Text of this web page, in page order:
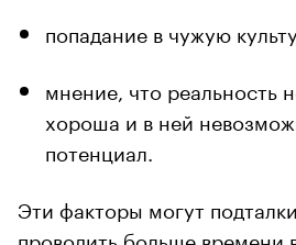
попадание в чужую
мнение, что реальность
хороша и в ней
потенциал.
Эти факторы могут
проводить больше времени